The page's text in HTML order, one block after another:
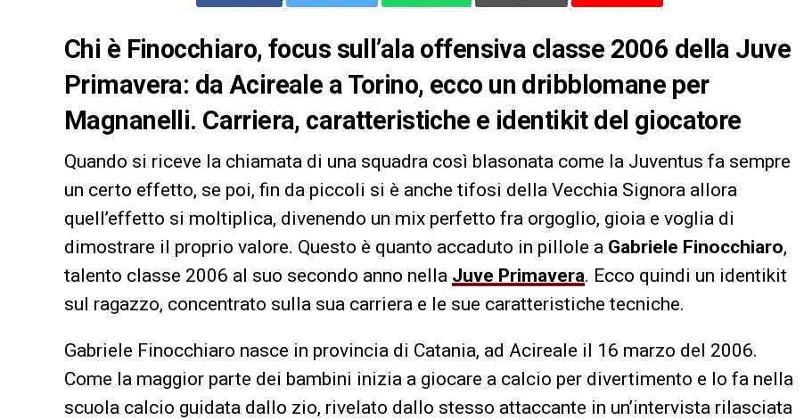
Chi è Finocchiaro, focus sull’ala offensiva classe 2006 della Juve
Primavera: da Acireale a Torino, ecco un dribblomane per
Magnanelli. Carriera, caratteristiche e identikit del giocatore
Quando si riceve la chiamata di una squadra così blasonata come la Juventus fa sempre
un certo effetto, se poi, fin da piccoli si è anche tifosi della Vecchia Signora allora
quell’effetto si moltiplica, divenendo un mix perfetto fra orgoglio, gioia e voglia di
dimostrare il proprio valore. Questo è quanto accaduto in pillole a Gabriele Finocchiaro,
talento classe 2006 al suo secondo anno nella Juve Primavera. Ecco quindi un identikit
sul ragazzo, concentrato sulla sua carriera e le sue caratteristiche tecniche.
Gabriele Finocchiaro nasce in provincia di Catania, ad Acireale il 16 marzo del 2006.
Come la maggior parte dei bambini inizia a giocare a calcio per divertimento e lo fa nella
scuola calcio guidata dallo zio, rivelato dallo stesso attaccante in un’intervista rilasciata